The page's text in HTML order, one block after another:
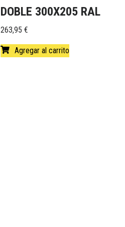
DOBLE 300X205 RAL
263,95 €
Agregar al carrito